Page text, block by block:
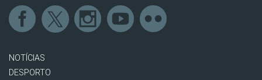
NOTÍCIAS
DESPORTO